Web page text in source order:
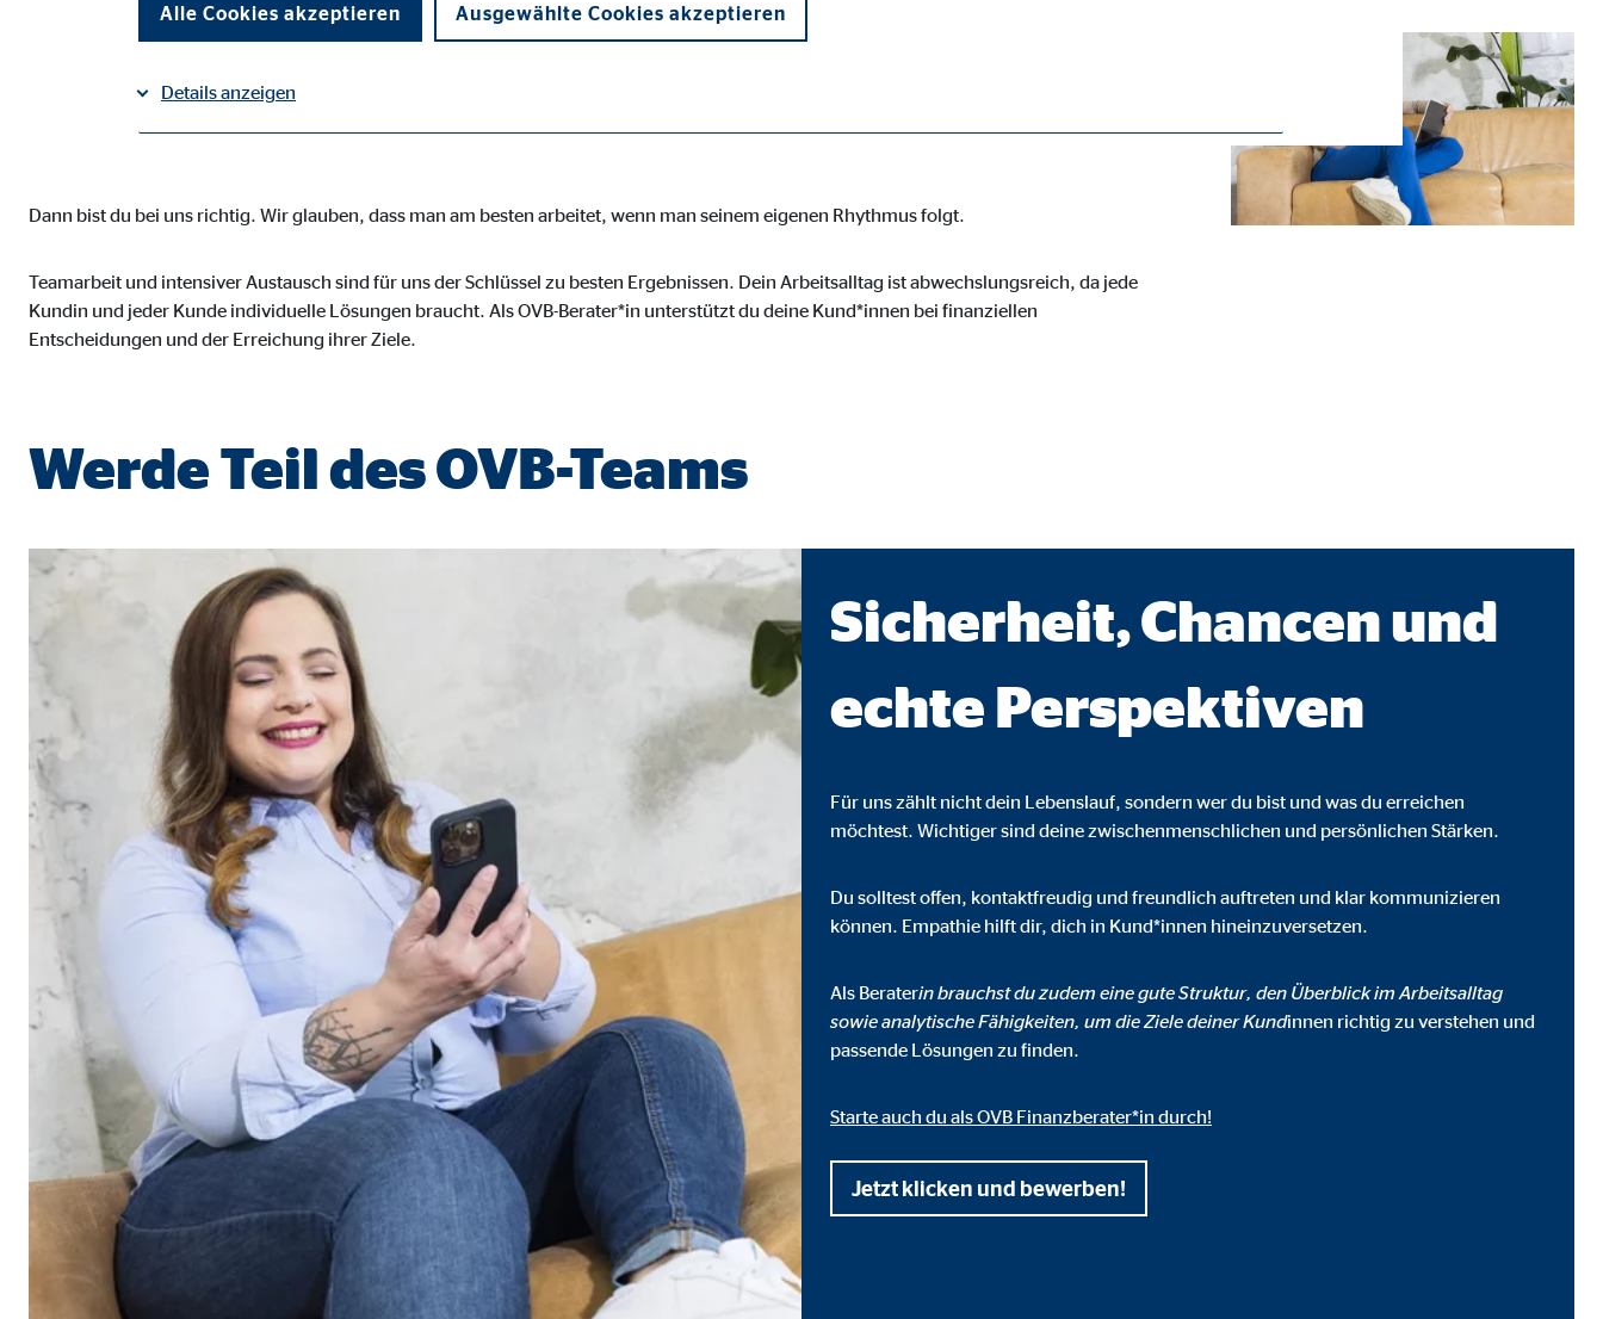
Selbstbestimmung und Flexibilität
vereint?
Dann bist du bei uns richtig. Wir glauben, dass man am besten arbeitet, wenn man seinem eigenen Rhythmus folgt.
Teamarbeit und intensiver Austausch sind für uns der Schlüssel zu besten Ergebnissen. Dein Arbeitsalltag ist abwechslungsreich, da jede
Kundin und jeder Kunde individuelle Lösungen braucht. Als OVB-Berater*in unterstützt du deine Kund*innen bei finanziellen
Entscheidungen und der Erreichung ihrer Ziele.
Werde Teil des OVB-Teams
Sicherheit, Chancen und
echte Perspektiven
Für uns zählt nicht dein Lebenslauf, sondern wer du bist und was du erreichen
möchtest. Wichtiger sind deine zwischenmenschlichen und persönlichen Stärken.
Du solltest offen, kontaktfreudig und freundlich auftreten und klar kommunizieren
können. Empathie hilft dir, dich in Kund*innen hineinzuversetzen.
Als Beraterin brauchst du zudem eine gute Struktur, den Überblick im Arbeitsalltag
sowie analytische Fähigkeiten, um die Ziele deiner Kundinnen richtig zu verstehen und
passende Lösungen zu finden.
Starte auch du als OVB Finanzberater*in durch!
Jetzt klicken und bewerben!
Alle Cookies akzeptieren Ausgewählte Cookies akzeptieren
Details anzeigen
Notwendige Cookies ermöglichen grundlegende Funktionen und sind für die einwandfreie Funktion der Website erforderlich. Die Deaktivierung kann die
Benutzereinstellungen | Empfänger: OVB
Zweck: Speicherung von Benutzereinstellungen
Einverständnis Cookie | Empfänger: OVB
Name:
Anbieter:
Zweck: Speichern Ihrer Einwilligungen
Cookie Laufzeit:
Statistik Cookies
Statistik Cookies erfassen Informationen anonym. Diese Informationen helfen uns zu verstehen, wie unsere Besucher unsere Website nutzen.
Google Analytics | Empfänger: OVB, Google Ireland Ltd.
_ga, _gat_UA-41411249-1, _gid
Anbieter: Google Ireland Ltd.
Zweck: Erhebung von Statistiken zur Website-Nutzung
Cookie Laufzeit: bis zu 14 Monate
Marketing Cookies
Marketing Cookies werden eingesetzt, um personalisierte Werbung anzuzeigen. Zu diesem Zweck werden die Daten an Drittanbieter übermittelt, die die
Besucher über die Websites hinweg verfolgen.